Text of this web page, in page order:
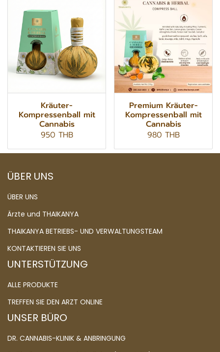
Kräuter-
Kompressenball mit
Cannabis
950 THB
Premium Kräuter-
Kompressenball mit
Cannabis
980 THB
ÜBER UNS
ÜBER UNS
Ärzte und THAIKANYA
THAIKANYA BETRIEBS- UND VERWALTUNGSTEAM
KONTAKTIEREN SIE UNS
UNTERSTÜTZUNG
ALLE PRODUKTE
TREFFEN SIE DEN ARZT ONLINE
UNSER BÜRO
DR. CANNABIS-KLINIK & ANBRINGUNG